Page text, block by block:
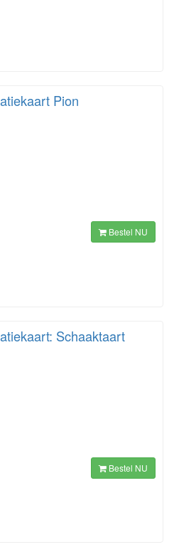
Pion
Bestel NU
Schaaktaart
Bestel NU